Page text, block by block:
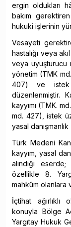
ergin oldukları
bakım
hukuki işlerinin
Vesayeti
hastalığı veya
veya uyuşturucu
yönetim (TMK
407) ve istek
düzenlenmiştir.
kayyımı (TMK.
md. 427), istek
yasal
Türk Medeni
kayyım, yasal
alındığı
özellikle 8.
mahkûm olanlara
İçtihat ağırlıklı
konuyla Bölge
Yargıtay Hukuk